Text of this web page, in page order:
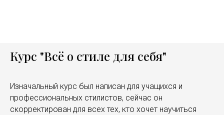
Курс "Всё о стиле для себя"
Изначальный курс был написан для учащихся и
профессиональных стилистов, сейчас он
скорректирован для всех тех, кто хочет научиться